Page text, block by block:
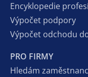
Encyklopedie
Výpočet podpory
Výpočet odchodu
PRO FIRMY
Hledám